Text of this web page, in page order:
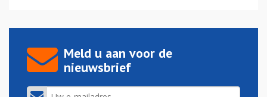
Meld u aan voor de
nieuwsbrief